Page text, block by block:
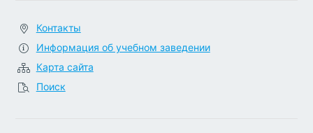
Контакты
Информация об учебном заведении
Карта сайта
Поиск